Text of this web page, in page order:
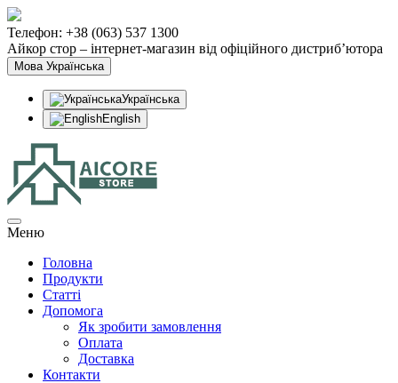
Телефон: +38 (063) 537 1300
Айкор стор – інтернет-магазин від офіційного дистриб’ютора
Мова Українська
Українська
English
Меню
Головна
Продукти
Статтi
Допомога
Як зробити замовлення
Оплата
Доставка
Контакти